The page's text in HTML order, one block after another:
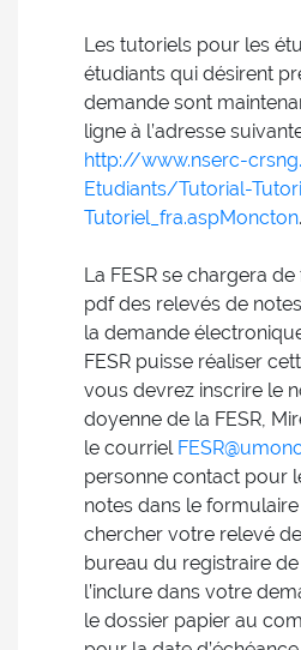
Les tutoriels pour les
étudiants qui désirent
demande sont
ligne à l’adresse
http://www.nserc-
Etudiants/Tutorial-
Tutoriel_fra.aspMoncton.
La FESR se chargera
pdf des relevés de
la demande
FESR puisse réaliser
vous devrez inscrire le
doyenne de la FESR,
le courriel
personne contact pour
notes dans le
chercher votre relevé
bureau du registraire
l’inclure dans votre
le dossier papier au